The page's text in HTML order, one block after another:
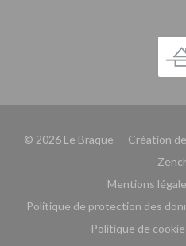
© 2026 Le Braque — Création
Mentions
Politique de protection des
Politique de